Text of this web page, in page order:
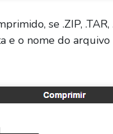
se .ZIP,
e o nome do